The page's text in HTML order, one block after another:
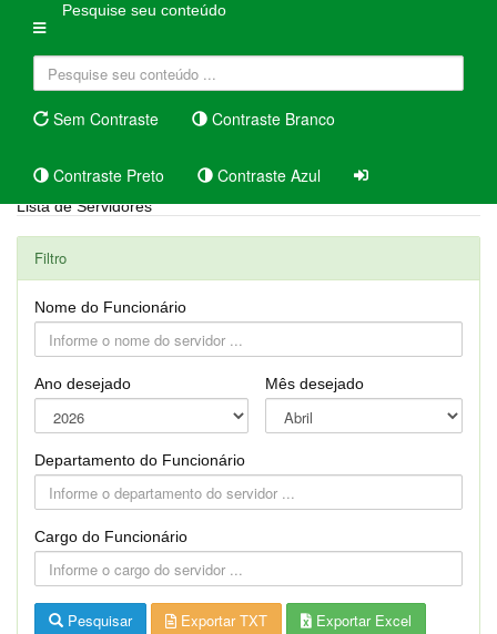
Pesquise seu conteúdo
Sem Contraste Contraste Branco
Contraste Preto Contraste Azul
Lista de Servidores
Filtro
Nome do Funcionário
Ano desejado Mês desejado
Departamento do Funcionário
Cargo do Funcionário
Pesquisar Exportar TXT
Exportar Excel